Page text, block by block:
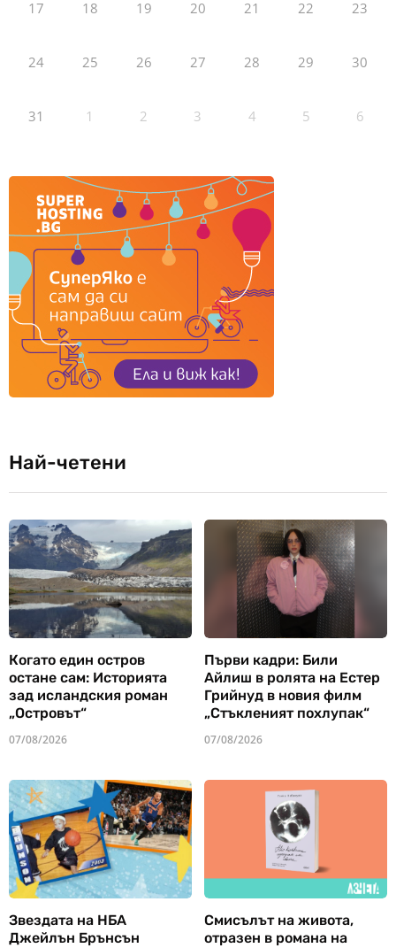
17 18 19 20 21 22 23
24 25 26 27 28 29 30
31 1 2 3 4 5 6
Най-четени
Когато един остров
остане сам: Историята
зад исландския роман
„Островът“
07/08/2026
Първи кадри: Били
Айлиш в ролята на Естер
Грийнуд в новия филм
„Стъкленият похлупак“
07/08/2026
Звездата на НБА
Джейлън Брънсън
Смисълът на живота,
отразен в романа на